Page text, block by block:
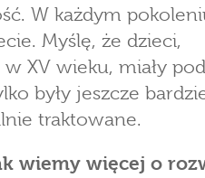
W każdym
Myślę, że dzieci,
XV wieku, miały
były jeszcze
traktowane.
wiemy więcej o